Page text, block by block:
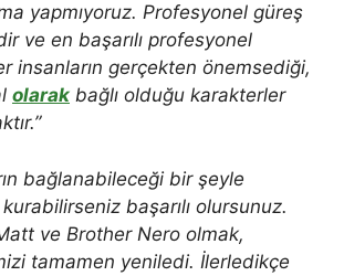
yapmıyoruz. Profesyonel güreş
ve en başarılı profesyonel
insanların gerçekten önemsediği,
olarak bağlı olduğu karakterler
bağlanabileceği bir şeyle
başarılı olursunuz.
ve Brother Nero olmak,
tamamen yeniledi. İlerledikçe